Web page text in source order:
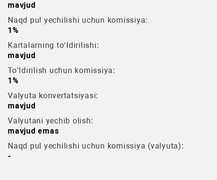
mavjud
Naqd pul yechilishi uchun komissiya:
1%
Kartalarning to‘ldirilishi:
mavjud
To‘ldirilish uchun komissiya:
1%
Valyuta konvertatsiyasi:
mavjud
Valyutani yechib olish:
mavjud emas
Naqd pul yechilishi uchun komissiya (valyuta):
-